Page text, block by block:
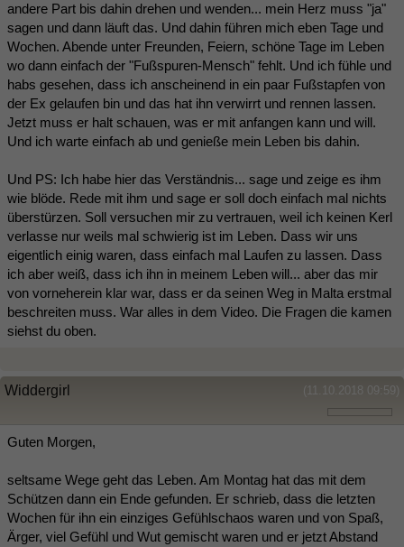
andere Part bis dahin drehen und wenden... mein Herz muss "ja"
sagen und dann läuft das. Und dahin führen mich eben Tage und
Wochen. Abende unter Freunden, Feiern, schöne Tage im Leben
wo dann einfach der "Fußspuren-Mensch" fehlt. Und ich fühle und
habs gesehen, dass ich anscheinend in ein paar Fußstapfen von
der Ex gelaufen bin und das hat ihn verwirrt und rennen lassen.
Jetzt muss er halt schauen, was er mit anfangen kann und will.
Und ich warte einfach ab und genieße mein Leben bis dahin.
Und PS: Ich habe hier das Verständnis... sage und zeige es ihm
wie blöde. Rede mit ihm und sage er soll doch einfach mal nichts
überstürzen. Soll versuchen mir zu vertrauen, weil ich keinen Kerl
verlasse nur weils mal schwierig ist im Leben. Dass wir uns
eigentlich einig waren, dass einfach mal Laufen zu lassen. Dass
ich aber weiß, dass ich ihn in meinem Leben will... aber das mir
von vorneherein klar war, dass er da seinen Weg in Malta erstmal
beschreiten muss. War alles in dem Video. Die Fragen die kamen
siehst du oben.
(11.10.2018 09:59)
Widdergirl
Guten Morgen,
seltsame Wege geht das Leben. Am Montag hat das mit dem
Schützen dann ein Ende gefunden. Er schrieb, dass die letzten
Wochen für ihn ein einziges Gefühlschaos waren und von Spaß,
Ärger, viel Gefühl und Wut gemischt waren und er jetzt Abstand